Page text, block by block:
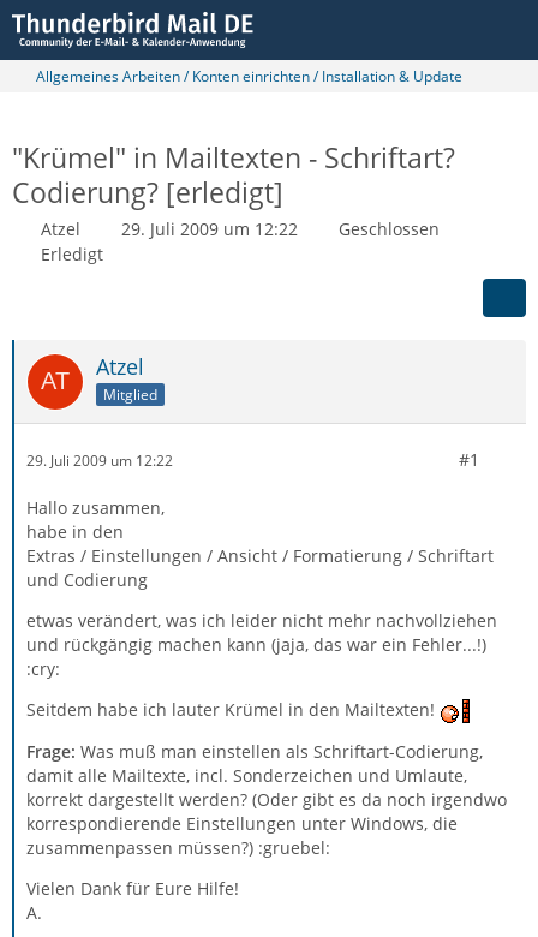
Allgemeines Arbeiten / Konten einrichten / Installation & Update
"Krümel" in Mailtexten - Schriftart?
Codierung? [erledigt]
Atzel 29. Juli 2009 um 12:22
Geschlossen
Erledigt
Atzel
Mitglied
29. Juli 2009 um 12:22 #1
Hallo zusammen,
habe in den
Extras / Einstellungen / Ansicht / Formatierung / Schriftart
und Codierung
etwas verändert, was ich leider nicht mehr nachvollziehen
und rückgängig machen kann (jaja, das war ein Fehler...!)
:cry:
Seitdem habe ich lauter Krümel in den Mailtexten!
Frage: Was muß man einstellen als Schriftart-Codierung,
damit alle Mailtexte, incl. Sonderzeichen und Umlaute,
korrekt dargestellt werden? (Oder gibt es da noch irgendwo
korrespondierende Einstellungen unter Windows, die
zusammenpassen müssen?) :gruebel:
Vielen Dank für Eure Hilfe!
A.